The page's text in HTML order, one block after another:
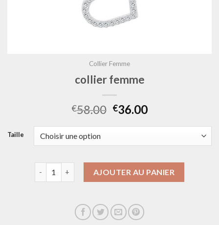
Collier Femme
collier femme
€58.00 €36.00
Taille
AJOUTER AU PANIER